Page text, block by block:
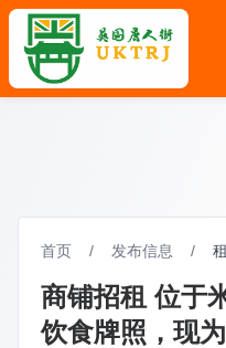
首页 / 发布信息 /
商铺招租 位于
饮食牌照，现